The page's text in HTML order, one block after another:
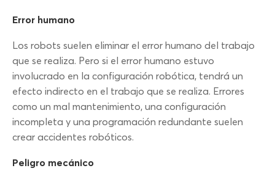
Error humano
Los robots suelen eliminar el error humano del trabajo
que se realiza. Pero si el error humano estuvo
involucrado en la configuración robótica, tendrá un
efecto indirecto en el trabajo que se realiza. Errores
como un mal mantenimiento, una configuración
incompleta y una programación redundante suelen
crear accidentes robóticos.
Peligro mecánico